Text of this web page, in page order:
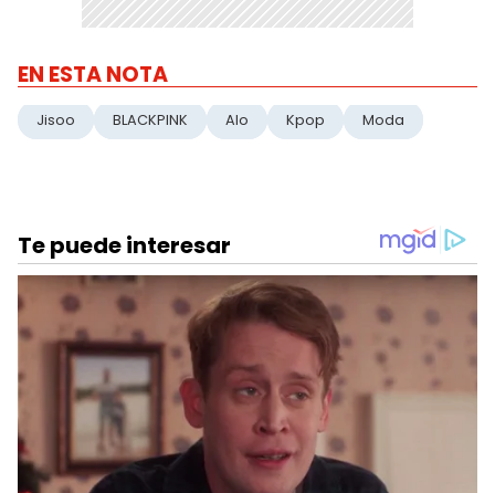
EN ESTA NOTA
Jisoo BLACKPINK Alo Kpop Moda